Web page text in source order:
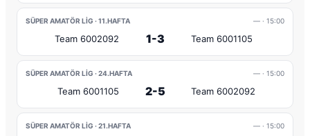
SÜPER AMATÖR LIG · 11.HAFTA — · 15:00
Team 6002092 1-3 Team 6001105
SÜPER AMATÖR LIG · 24.HAFTA — · 15:00
Team 6001105 2-5 Team 6002092
SÜPER AMATÖR LIG · 21.HAFTA — · 15:00